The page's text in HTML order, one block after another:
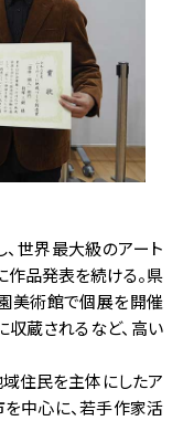
世界最大級のアート
品発表を続ける。県
美術館で個展を開催
収蔵されるなど、高い
住民を主体にしたア
中心に、若手作家活